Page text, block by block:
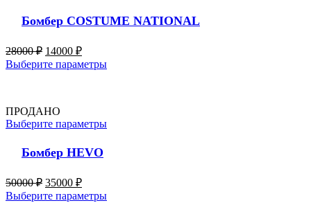
Бомбер COSTUME NATIONAL
28000₽ 14000 ₽
Выберите параметры
ПРОДАНО
Выберите параметры
Бомбер HEVO
50000₽ 35000 ₽
Выберите параметры